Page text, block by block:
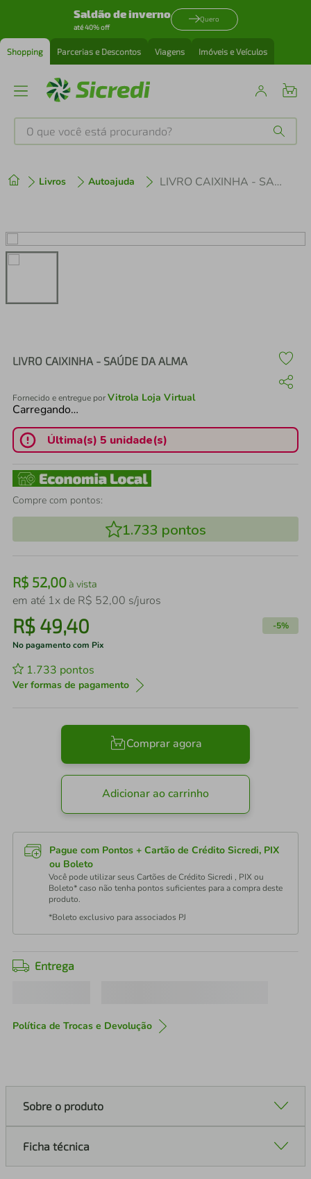
Saldão de inverno
até 40% off
Quero
Shopping Parcerias e Descontos Viagens Imóveis e Veículos
O que você está procurando?
Livros Autoajuda LIVRO CAIXINHA - SAÚDE DA ALMA
LIVRO CAIXINHA - SAÚDE DA ALMA
Fornecido e entregue porVitrola Loja Virtual
Carregando…
Última(s) 5 unidade(s)
Compre com pontos:
1.733 pontos
R$ 52,00à vista
em até 1x de R$ 52,00 s/juros
R$ 49,40 -5%
No pagamento com Pix
1.733 pontos
Ver formas de pagamento
Comprar agora
Adicionar ao carrinho
Pague com Pontos + Cartão de Crédito Sicredi, PIX
ou Boleto
Você pode utilizar seus Cartões de Crédito Sicredi , PIX ou
Boleto* caso não tenha pontos suficientes para a compra deste
produto.
*Boleto exclusivo para associados PJ
Entrega
Política de Trocas e Devolução
Sobre o produto
Ficha técnica
2º cafeteira